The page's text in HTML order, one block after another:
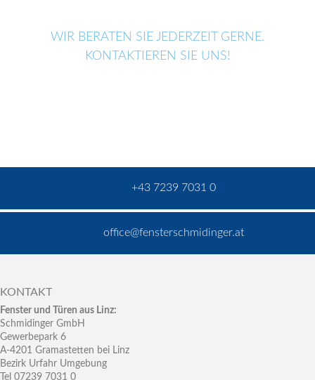
WIR BERATEN SIE JEDERZEIT GERNE.
KONTAKTIEREN SIE UNS!
+43 7239 7031 0
office@fensterschmidinger.at
KONTAKT
Fenster und Türen aus Linz:
Schmidinger GmbH
Gewerbepark 6
A-4201 Gramastetten bei Linz
Bezirk Urfahr Umgebung
Tel 07239 7031 0